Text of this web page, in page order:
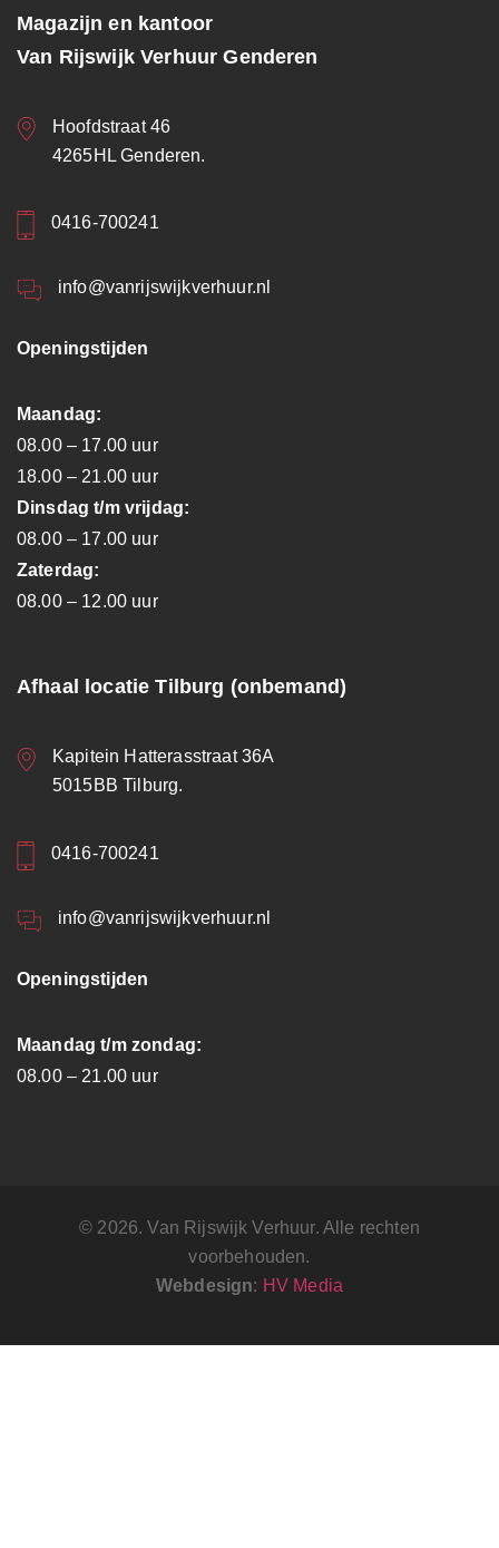
Magazijn en kantoor
Van Rijswijk Verhuur Genderen
Hoofdstraat 46
4265HL Genderen.
0416-700241
info@vanrijswijkverhuur.nl
Openingstijden
Maandag:
08.00 – 17.00 uur
18.00 – 21.00 uur
Dinsdag t/m vrijdag:
08.00 – 17.00 uur
Zaterdag:
08.00 – 12.00 uur
Afhaal locatie Tilburg (onbemand)
Kapitein Hatterasstraat 36A
5015BB Tilburg.
0416-700241
info@vanrijswijkverhuur.nl
Openingstijden
Maandag t/m zondag:
08.00 – 21.00 uur
© 2026. Van Rijswijk Verhuur. Alle rechten
voorbehouden.
Webdesign: HV Media